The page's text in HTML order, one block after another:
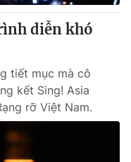
diễn khó
tiết mục mà cô
kết Sing! Asia
rỡ Việt Nam.